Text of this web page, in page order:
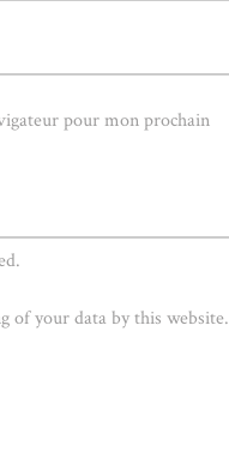
pour mon prochain
of your data by this website.